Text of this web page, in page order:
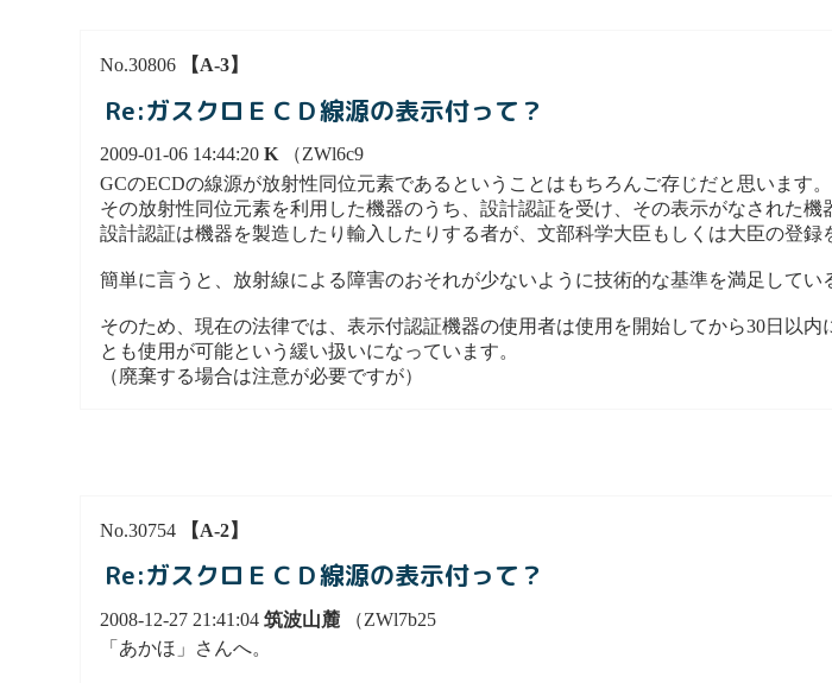
No.30806 【A-3】
Re:ガスクロＥＣＤ線源の表示付って？
2009-01-06 14:44:20K（ZWl6c9
GCのECDの線源が放射性同位元素であるということはもちろんご存じだと思います。
その放射性同位元素を利用した機器のうち、設計認証を受け、その表示がなされた機
設計認証は機器を製造したり輸入したりする者が、文部科学大臣もしくは大臣の登録
簡単に言うと、放射線による障害のおそれが少ないように技術的な基準を満足してい
そのため、現在の法律では、表示付認証機器の使用者は使用を開始してから30日以
とも使用が可能という緩い扱いになっています。
（廃棄する場合は注意が必要ですが）
No.30754 【A-2】
Re:ガスクロＥＣＤ線源の表示付って？
2008-12-27 21:41:04筑波山麓 （ZWl7b25
「あかほ」さんへ。